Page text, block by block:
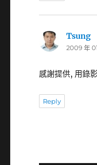
Tsung
2009 年
感謝提供, 用錄
Reply